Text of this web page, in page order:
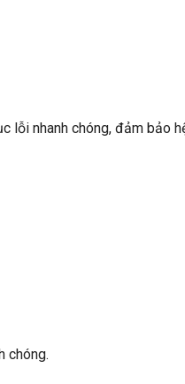
lỗi nhanh chóng, đảm bảo
chóng.